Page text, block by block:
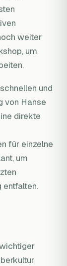
weiter
um
und
von Hanse
direkte
für einzelne
um
entfalten.